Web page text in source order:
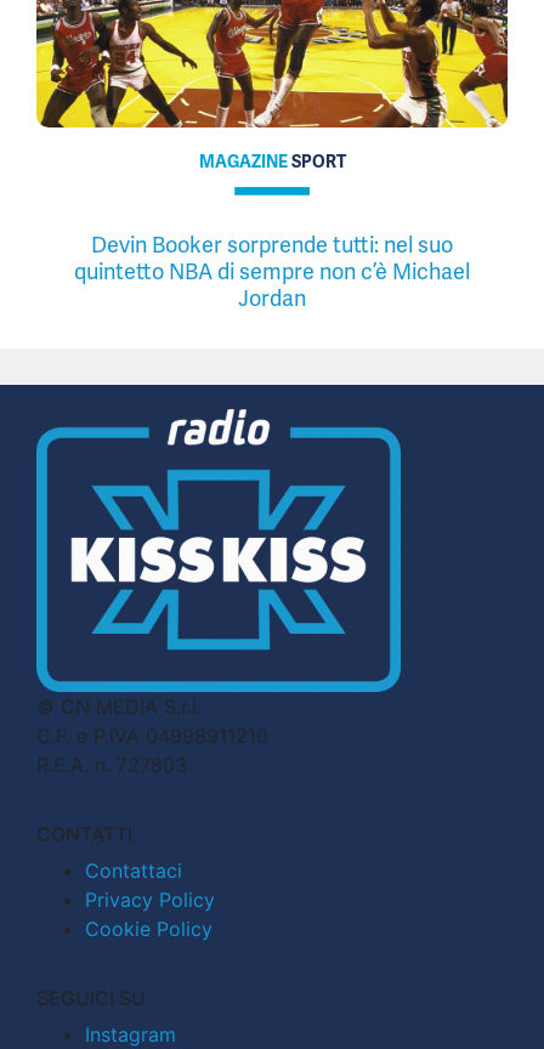
MAGAZINESPORT
Devin Booker sorprende tutti: nel suo
quintetto NBA di sempre non c’è Michael
Jordan
© CN MEDIA S.r.l.
C.F. e P.IVA 04998911210
R.E.A. n. 727803
CONTATTI
Contattaci
Privacy Policy
Cookie Policy
SEGUICI SU
Instagram